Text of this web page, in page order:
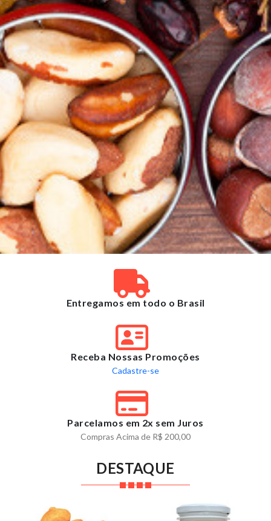
Entregamos em todo o Brasil
Receba Nossas Promoções
Cadastre-se
Parcelamos em 2x sem Juros
Compras Acima de R$ 200,00
DESTAQUE